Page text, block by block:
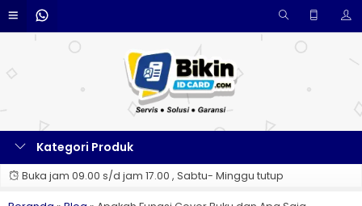
Kategori Produk
Buka jam 09.00 s/d jam 17.00 , Sabtu- Minggu tutup